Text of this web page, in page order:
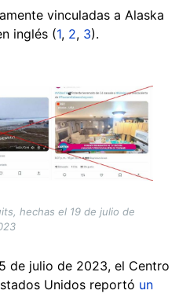
vinculadas a Alaska
inglés (1, 2, 3).
hechas el 19 de julio de
de julio de 2023, el Centro
Unidos reportó un